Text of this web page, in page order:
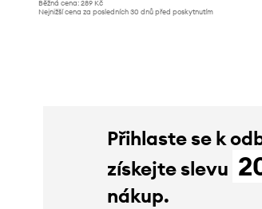
Běžná cena: 289 Kč
Nejnižší cena za posledních 30 dnů před poskytnutím
Přihlaste se k
získejte slevu
nákup.